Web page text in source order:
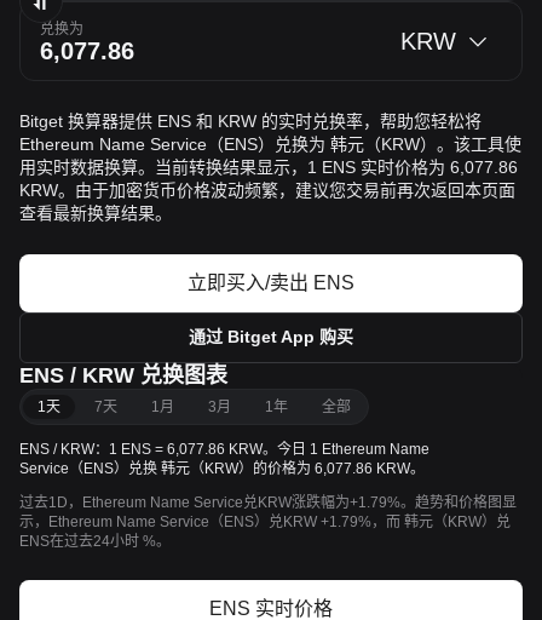
兑换为 KRW
Bitget 换算器提供 ENS 和 KRW 的实时兑换率，帮助您轻松将
Ethereum Name Service（ENS）兑换为 韩元（KRW）。该工具使
用实时数据换算。当前转换结果显示，1 ENS 实时价格为 6,077.86
KRW。由于加密货币价格波动频繁，建议您交易前再次返回本页面
查看最新换算结果。
立即买入/卖出 ENS
通过 Bitget App 购买
ENS / KRW 兑换图表
1天 7天 1月 3月 1年 全部
ENS / KRW：1 ENS = 6,077.86 KRW。今日 1 Ethereum Name
Service（ENS）兑换 韩元（KRW）的价格为 6,077.86 KRW。
过去1D，Ethereum Name Service兑KRW涨跌幅为+1.79%。趋势和价格图显
示，Ethereum Name Service（ENS）兑KRW +1.79%，而 韩元（KRW）兑
ENS在过去24小时 %。
ENS 实时价格